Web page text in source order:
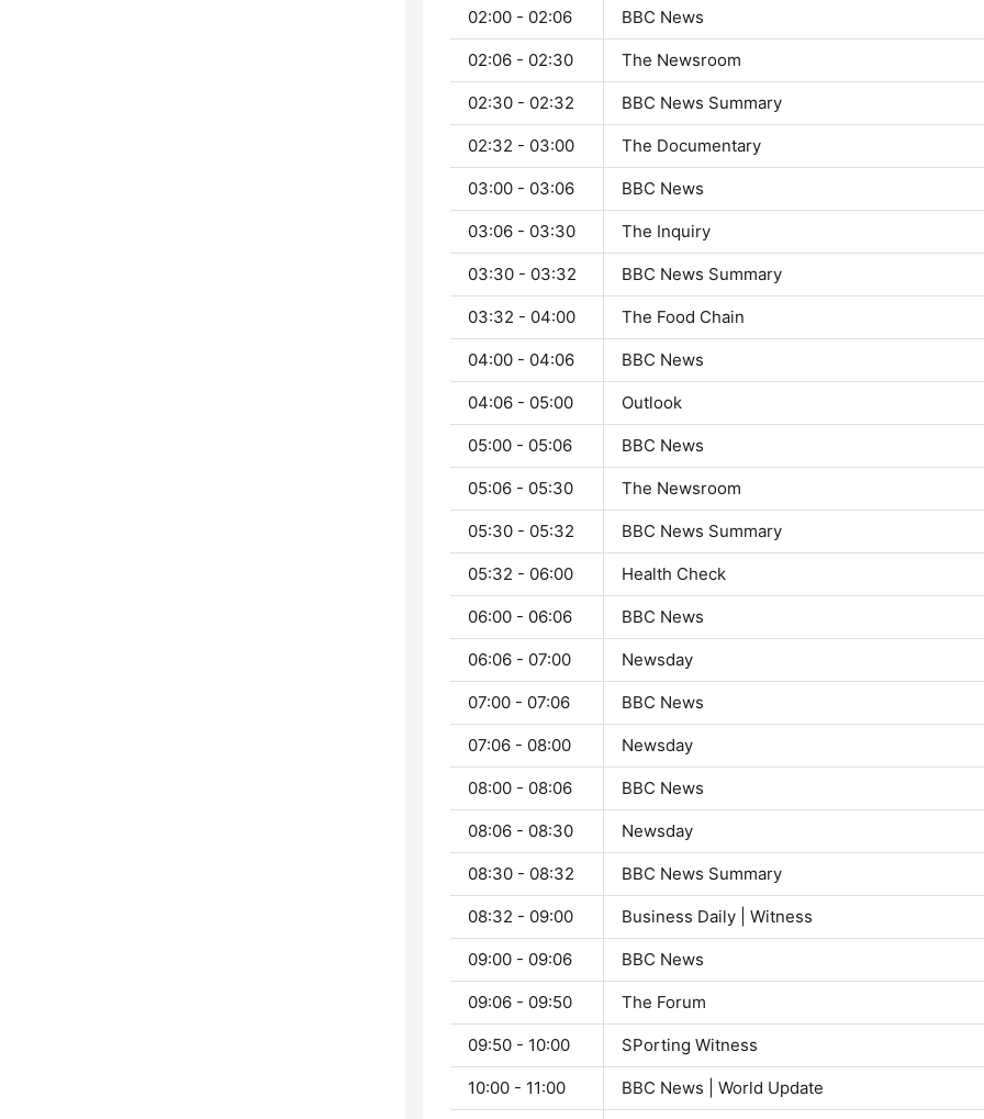
02:00 - 02:06 BBC News
02:06 - 02:30 The Newsroom
02:30 - 02:32 BBC News Summary
02:32 - 03:00 The Documentary
03:00 - 03:06 BBC News
03:06 - 03:30 The Inquiry
03:30 - 03:32 BBC News Summary
03:32 - 04:00 The Food Chain
04:00 - 04:06 BBC News
04:06 - 05:00 Outlook
05:00 - 05:06 BBC News
05:06 - 05:30 The Newsroom
05:30 - 05:32 BBC News Summary
05:32 - 06:00 Health Check
06:00 - 06:06 BBC News
06:06 - 07:00 Newsday
07:00 - 07:06 BBC News
07:06 - 08:00 Newsday
08:00 - 08:06 BBC News
08:06 - 08:30 Newsday
08:30 - 08:32 BBC News Summary
08:32 - 09:00 Business Daily | Witness
09:00 - 09:06 BBC News
09:06 - 09:50 The Forum
09:50 - 10:00 SPorting Witness
10:00 - 11:00 BBC News | World Update